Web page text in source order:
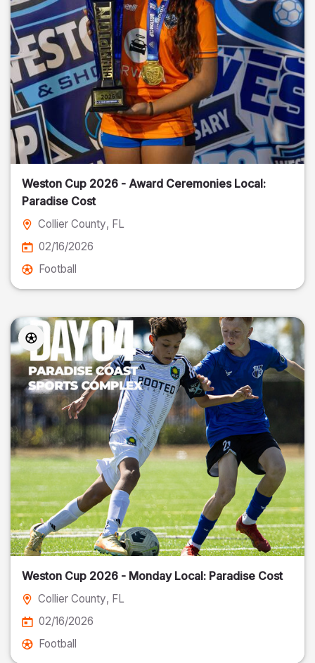
Weston Cup 2026 - Award Ceremonies Local:
Paradise Cost
Collier County, FL
02/16/2026
Football
Weston Cup 2026 - Monday Local: Paradise Cost
Collier County, FL
02/16/2026
Football